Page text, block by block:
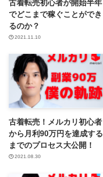
古着転売初心者が開始半年
でどこまで稼ぐことができ
るのか？
2021.11.10
古着転売！メルカリ初心者
から月利90万円を達成する
までのプロセス大公開！
2021.08.30